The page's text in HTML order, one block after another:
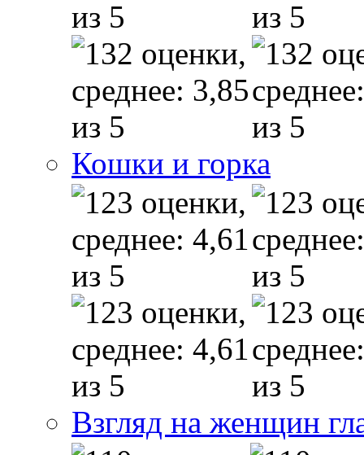
Кошки и горка
Взгляд на женщин